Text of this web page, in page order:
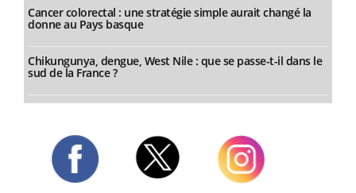
Cancer colorectal : une stratégie simple aurait changé la
donne au Pays basque
Chikungunya, dengue, West Nile : que se passe-t-il dans le
sud de la France ?